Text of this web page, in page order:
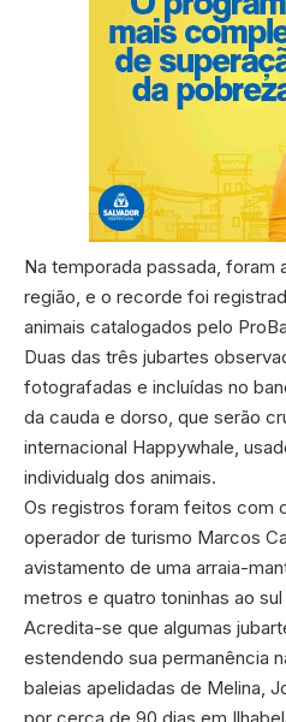
Na temporada passada, foram
região, e o recorde foi
animais catalogados pelo
Duas das três jubartes
fotografadas e incluídas no
da cauda e dorso, que serão
internacional Happywhale,
individualg dos animais.
Os registros foram feitos com
operador de turismo Marcos
avistamento de uma arraia-
metros e quatro toninhas ao sul
Acredita-se que algumas
estendendo sua permanência
baleias apelidadas de Melina,